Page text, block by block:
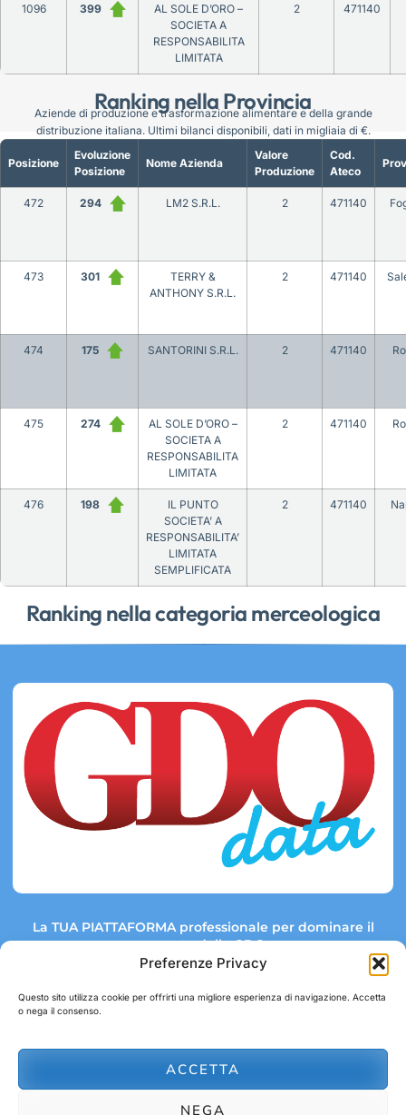
Preferenze Privacy
Questo sito utilizza cookie per offrirti una migliore esperienza di navigazione. Accetta
o nega il consenso.
ACCETTA
NEGA
Ranking nella Provincia
1096 399
AL SOLE D’ORO –
SOCIETA A
RESPONSABILITA
LIMITATA
2 471140
Ranking nella categoria merceologica
Posizione
Evoluzione
Posizione
Nome Azienda
Valore
Produzione
Cod.
Ateco
472 294 LM2 S.R.L. 2 471140
473 301
TERRY &
ANTHONY S.R.L.
2 471140
474 175 SANTORINI S.R.L. 2 471140
475 274
AL SOLE D’ORO –
SOCIETA A
RESPONSABILITA
LIMITATA
2 471140
476 198
IL PUNTO
SOCIETA’ A
RESPONSABILITA’
LIMITATA
SEMPLIFICATA
2 471140
Aziende di produzione e trasformazione alimentare e della grande
distribuzione italiana. Ultimi bilanci disponibili, dati in migliaia di €.
La TUA PIATTAFORMA professionale per dominare il
mercato della GDO.
Link rapidi:
abbonamenti@gdodata.it